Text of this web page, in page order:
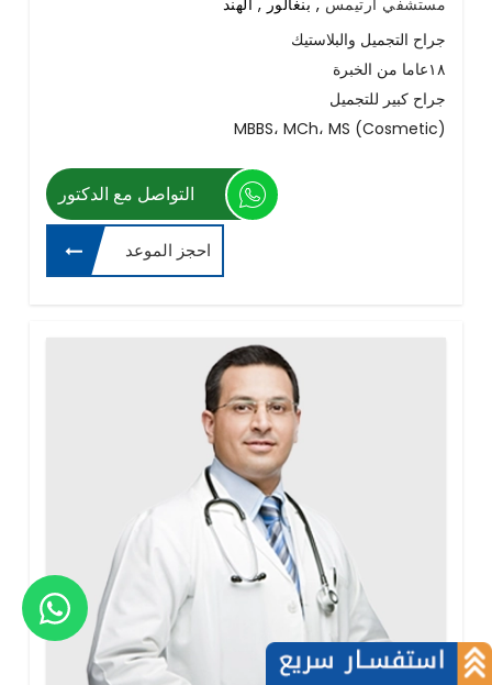
جراح التجميل والبلاستيك
١٨عاما من الخبرة
جراح كبير للتجميل
MBBS، MCh، MS (Cosmetic)
التواصل مع الدكتور
احجز الموعد